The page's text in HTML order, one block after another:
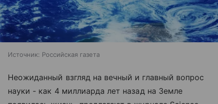
Источник: Российская газета
Неожиданный взгляд на вечный и главный вопрос
науки - как 4 миллиарда лет назад на Земле